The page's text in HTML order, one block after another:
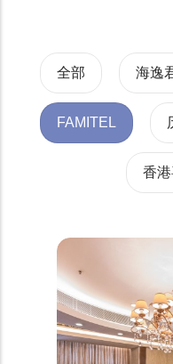
全部 海逸
FAMITEL
香